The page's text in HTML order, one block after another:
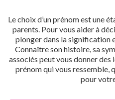
Le choix d’un prénom est une
parents. Pour vous aider à
plonger dans la signification
Connaître son histoire, sa
associés peut vous donner des
prénom qui vous ressemble,
pour